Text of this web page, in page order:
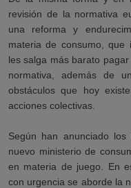
revisión de la normativa
una reforma y
materia de consumo, que
les salga más barato
normativa, además de
obstáculos que hoy
acciones colectivas.
Según han anunciado
nuevo ministerio de
en materia de juego. En
con urgencia se aborde la